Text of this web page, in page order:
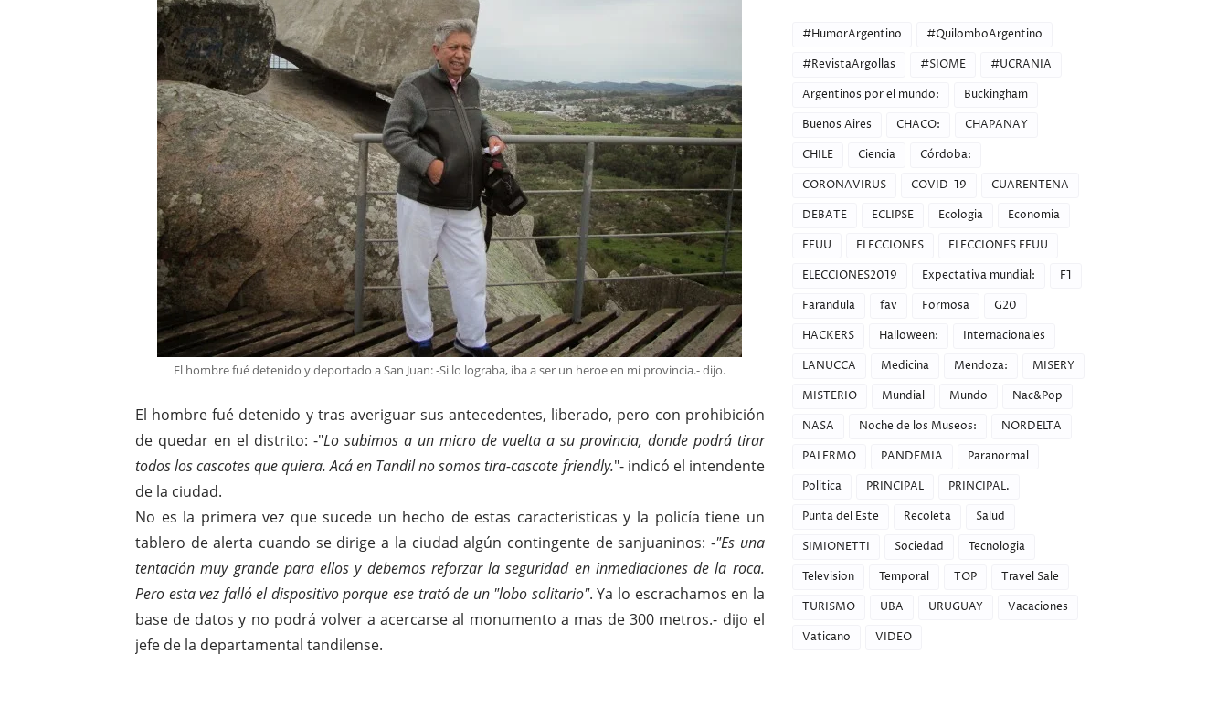
El hombre fué detenido y deportado a San Juan: -Si lo lograba, iba a ser un heroe en mi provincia.- dijo.
El hombre fué detenido y tras averiguar sus antecedentes, liberado, pero con prohibición
de quedar en el distrito: -"Lo subimos a un micro de vuelta a su provincia, donde podrá tirar
todos los cascotes que quiera. Acá en Tandil no somos tira-cascote friendly."- indicó el intendente
de la ciudad.
No es la primera vez que sucede un hecho de estas caracteristicas y la policía tiene un
tablero de alerta cuando se dirige a la ciudad algún contingente de sanjuaninos: -"Es una
tentación muy grande para ellos y debemos reforzar la seguridad en inmediaciones de la roca.
Pero esta vez falló el dispositivo porque ese trató de un "lobo solitario". Ya lo escrachamos en la
base de datos y no podrá volver a acercarse al monumento a mas de 300 metros.- dijo el
jefe de la departamental tandilense.
#HumorArgentino
#QuilomboArgentino
#RevistaArgollas
#SIOME
#UCRANIA
Argentinos por el mundo:
Buckingham
Buenos Aires
CHACO:
CHAPANAY
CHILE
Ciencia
Córdoba:
CORONAVIRUS
COVID-19
CUARENTENA
DEBATE
ECLIPSE Ecologia
Economia
EEUU
ELECCIONES
ELECCIONES EEUU
ELECCIONES2019
Expectativa mundial:
F1
Farandula
fav Formosa
G20
HACKERS
Halloween:
Internacionales
LANUCCA
Medicina Mendoza:
MISERY
MISTERIO
Mundial Mundo
Nac&Pop
NASA
Noche de los Museos:
NORDELTA
PALERMO
PANDEMIA
Paranormal
Politica
PRINCIPAL
PRINCIPAL.
Punta del Este
Recoleta
Salud
SIMIONETTI
Sociedad
Tecnologia
Television
Temporal TOP
Travel Sale
TURISMO
UBA URUGUAY
Vacaciones
Vaticano
VIDEO